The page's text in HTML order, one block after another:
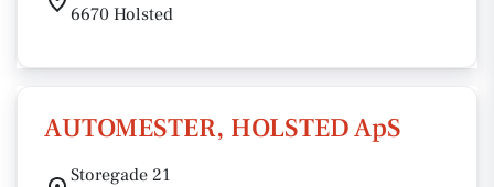
6670 Holsted
AUTOMESTER, HOLSTED ApS
Storegade 21